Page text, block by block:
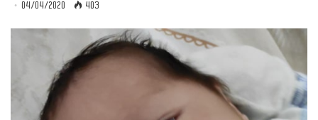
04/04/2020 403